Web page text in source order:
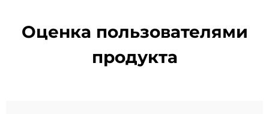
Оценка пользователями
продукта